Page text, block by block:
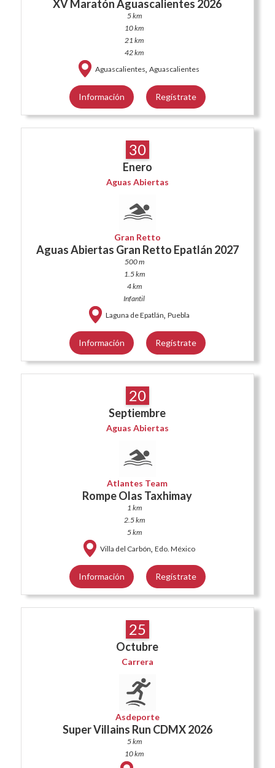
XV Maratón Aguascalientes 2026
5 km
10 km
21 km
42 km
Aguascalientes, Aguascalientes
Información Regístrate
30
Enero
Aguas Abiertas
Gran Retto
Aguas Abiertas Gran Retto Epatlán 2027
500 m
1.5 km
4 km
Infantil
Laguna de Epatlán, Puebla
Información Regístrate
20
Septiembre
Aguas Abiertas
Atlantes Team
Rompe Olas Taxhimay
1 km
2.5 km
5 km
Villa del Carbón, Edo. México
Información Regístrate
25
Octubre
Carrera
Asdeporte
Super Villains Run CDMX 2026
5 km
10 km